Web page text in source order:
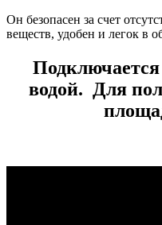
Он безопасен за счет
веществ, удобен и легок в
водой. Для